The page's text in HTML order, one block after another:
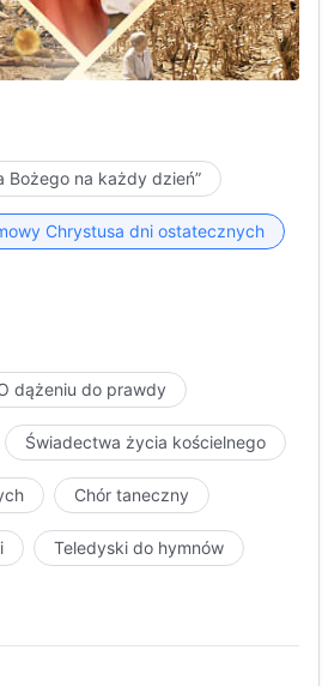
Bożego na każdy dzień”
Chrystusa dni ostatecznych
dążeniu do prawdy
Świadectwa życia kościelnego
Chór taneczny
Teledyski do hymnów